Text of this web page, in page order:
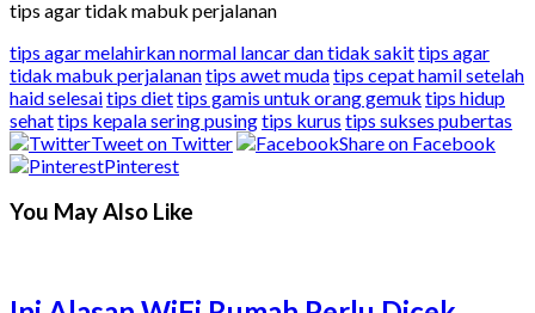
tips agar tidak mabuk perjalanan
tips agar melahirkan normal lancar dan tidak sakittips agar
tidak mabuk perjalanantips awet mudatips cepat hamil setelah
haid selesaitips diettips gamis untuk orang gemuk tips hidup
sehattips kepala sering pusingtips kurus tips sukses pubertas
Tweet on Twitter
Share on Facebook
Pinterest
You May Also Like